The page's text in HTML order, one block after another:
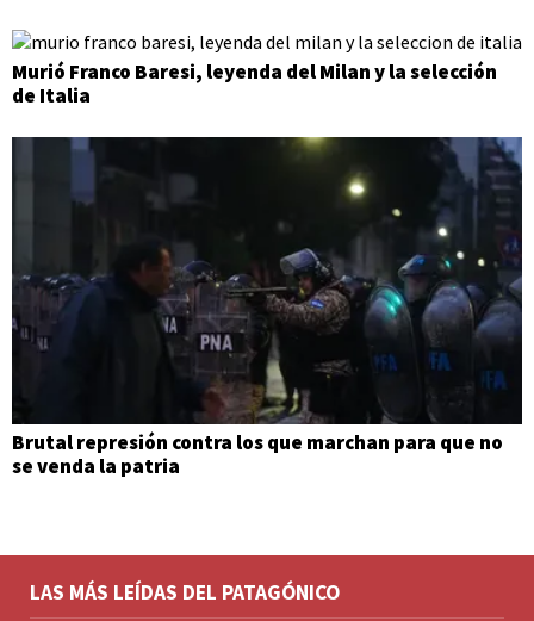
Murió Franco Baresi, leyenda del Milan y la selección
de Italia
Brutal represión contra los que marchan para que no
se venda la patria
LAS MÁS LEÍDAS DEL PATAGÓNICO